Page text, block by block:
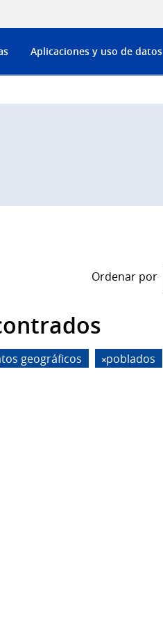
Aplicaciones y uso de datos
Ordenar por
geográficos poblados